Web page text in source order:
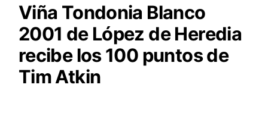
Viña Tondonia Blanco
2001 de López de Heredia
recibe los 100 puntos de
Tim Atkin